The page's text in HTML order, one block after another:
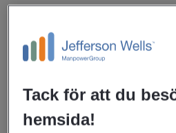
arbetsmarknad, samtidigt
omfattande globalt
Tack för att du
hemsida!